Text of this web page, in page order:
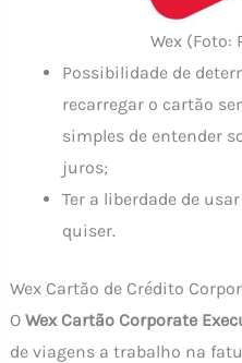
Wex (Foto:
Possibilidade de
recarregar o cartão
simples de entender
juros;
Ter a liberdade de
quiser.
Wex Cartão de Crédito
O Wex Cartão Corporate
de viagens a trabalho na